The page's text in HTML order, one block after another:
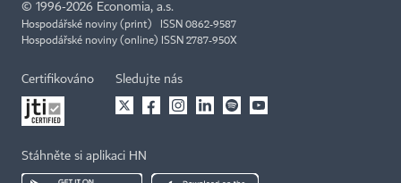
© 1996-2026 Economia, a.s.
Hospodářské noviny (print) ISSN 0862-9587
Hospodářské noviny (online) ISSN 2787-950X
Certifikováno Sledujte nás
Stáhněte si aplikaci HN